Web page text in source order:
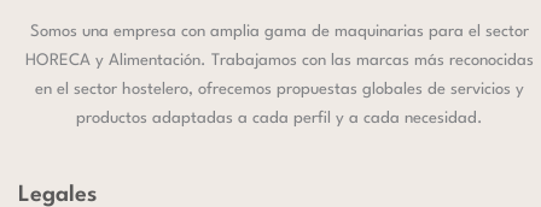
Somos una empresa con amplia gama de maquinarias para el sector
HORECA y Alimentación. Trabajamos con las marcas más reconocidas
en el sector hostelero, ofrecemos propuestas globales de servicios y
productos adaptadas a cada perfil y a cada necesidad.
Legales